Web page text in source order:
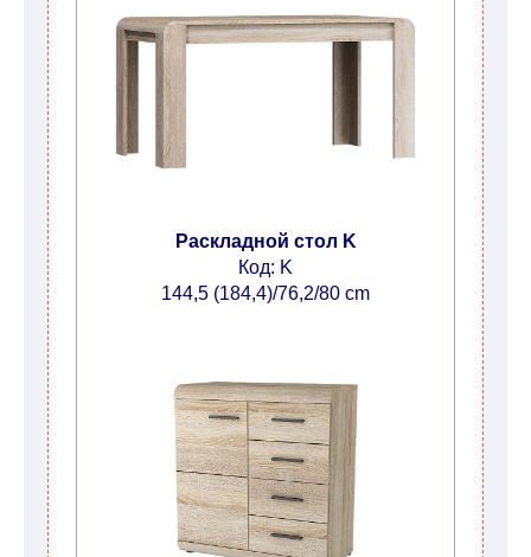
Раскладной стол K
Код: K
144,5 (184,4)/76,2/80 cm